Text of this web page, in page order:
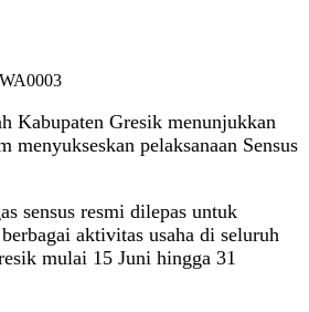
Kabupaten Gresik menunjukkan
menyukseskan pelaksanaan Sensus
sensus resmi dilepas untuk
aktivitas usaha di seluruh
mulai 15 Juni hingga 31